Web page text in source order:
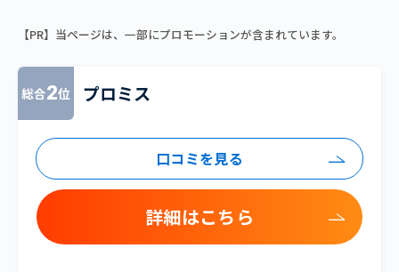
【PR】当ページは、一部にプロモーションが含まれています。
総合2位 プロミス
口コミを見る
詳細はこちら